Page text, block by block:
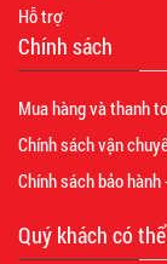
Hỗ trợ
Chính sách
Mua hàng và thanh
Chính sách vận
Chính sách bảo
Quý khách có